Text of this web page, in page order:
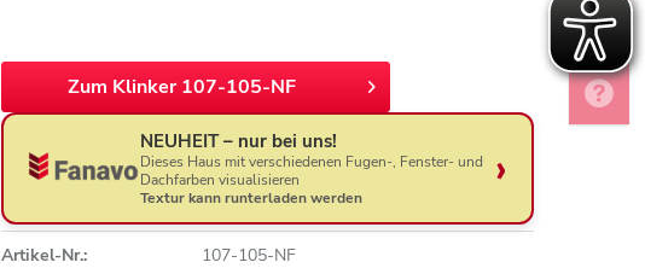
Zum Klinker 107-105-NF
NEUHEIT – nur bei uns!
Dieses Haus mit verschiedenen Fugen-, Fenster- und
Dachfarben visualisieren
Textur kann runterladen werden
Artikel-Nr.: 107-105-NF